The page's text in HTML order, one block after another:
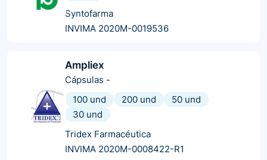
Syntofarma
INVIMA 2020M-0019536
Ampliex
Cápsulas -
100 und
200 und
50 und
30 und
Tridex Farmacéutica
INVIMA 2020M-0008422-R1